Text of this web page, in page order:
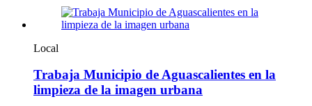
Local
Trabaja Municipio de Aguascalientes en la
limpieza de la imagen urbana